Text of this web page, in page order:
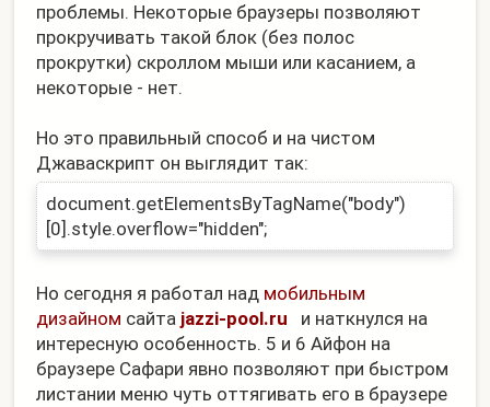
проблемы. Некоторые браузеры позволяют
прокручивать такой блок (без полос
прокрутки) скроллом мыши или касанием, а
некоторые - нет.
Но это правильный способ и на чистом
Джаваскрипт он выглядит так:
document.getElementsByTagName("body")
[0].style.overflow="hidden";
Но сегодня я работал над мобильным
дизайном сайта jazzi-pool.ru
и наткнулся на
интересную особенность. 5 и 6 Айфон на
браузере Сафари явно позволяют при быстром
листании меню чуть оттягивать его в браузере